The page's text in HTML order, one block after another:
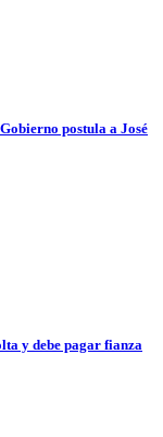
postula a José
y debe pagar fianza